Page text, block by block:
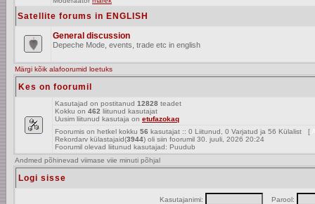
Satellite forums in ENGLISH
General discussion
Depeche Mode, events, trade etc in english
Märgi kõik alafoorumid loetuks
Kes on foorumil
Kasutajad on postitanud 12828 teadet
Kokku on 462 liitunud kasutajat
Uusim liitunud kasutaja on etufazokaq
Foorumis on hetkel kokku 56 kasutajat :: 0 Liitunud, 0 Varjatud ja 56 Külalist [
Rekordarv külastajaid(3944) oli siin foorumil 30. juuli, 2026 20:24
Foorumil olevad liitunud kasutajad: Puudub
Andmed põhinevad viimase viie minuti põhjal
Logi sisse
Kasutajanimi: Parool: